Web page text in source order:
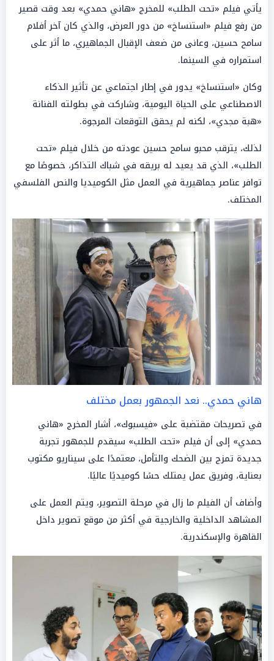
يأتي فيلم «تحت الطلب» للمخرج «هاني حمدي» بعد وقت قصير
من رفع فيلم «استنساخ» من دور العرض، والذي كان آخر أفلام
سامح حسين، وعانى من ضعف الإقبال الجماهيري، ما أثر على
استمراره في السينما.
وكان «استنساخ» يدور في إطار اجتماعي عن تأثير الذكاء
الاصطناعي على الحياة اليومية، وشاركت في بطولته الفنانة
«هبة مجدي»، لكنه لم يحقق التوقعات المرجوة.
لذلك، يترقب محبو سامح حسين عودته من خلال فيلم «تحت
الطلب»، الذي قد يعيد له بريقه في شباك التذاكر، خصوصًا مع
توافر عناصر جماهيرية في العمل مثل الكوميديا والنص الفلسفي
المختلف.
هاني حمدي.. نعد الجمهور بعمل مختلف
في تصريحات مقتضبة على «فيسبوك»، أشار المخرج «هاني
حمدي» إلى أن فيلم «تحت الطلب» سيقدم للجمهور تجربة
جديدة تمزج بين الضحك والتأمل، معتمدًا على سيناريو مكتوب
بعناية، وفريق عمل يمتلك حسًا كوميديًا عاليًا.
وأضاف أن الفيلم ما زال في مرحلة التصوير، ويتم العمل على
المشاهد الداخلية والخارجية في أكثر من موقع تصوير داخل
القاهرة والإسكندرية.